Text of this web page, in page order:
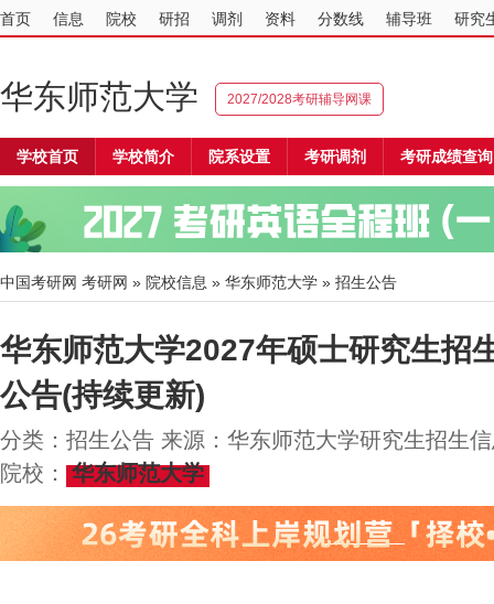
首页 信息 院校 研招 调剂 资料 分数线 辅导班 研究
华东师范大学 2027/2028考研辅导网课
学校首页 学校简介 院系设置 考研调剂 考研成绩查询
中国考研网 考研网 » 院校信息 » 华东师范大学 » 招生公告
华东师范大学2027年硕士研究生招
公告(持续更新)
分类：招生公告 来源：华东师范大学研究生招生
院校：
华东师范大学